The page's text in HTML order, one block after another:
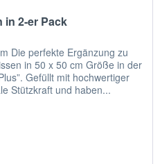
in 2-er Pack
Die perfekte Ergänzung zu
in 50 x 50 cm Größe in der
Gefüllt mit hochwertiger
Stützkraft und haben...